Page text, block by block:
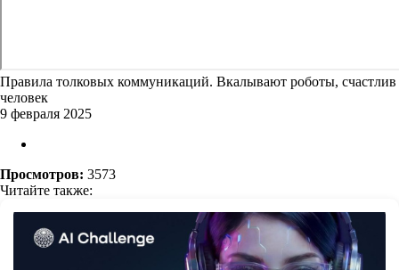
Правила толковых коммуникаций. Вкалывают роботы, счастлив
человек
9 февраля 2025
Просмотров: 3573
Читайте также: